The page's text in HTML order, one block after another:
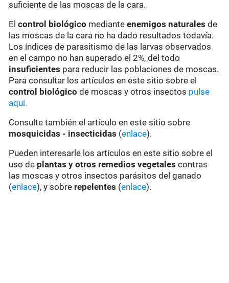
suficiente de las moscas de la cara.
Elcontrol biológico medianteenemigos naturales de
las moscas de la cara no ha dado resultados todavía.
Los índices de parasitismo de las larvas observados
en el campo no han superado el 2%, del todo
insuficientes para reducir las poblaciones de moscas.
Para consultar los artículos en este sitio sobre el
control biológico de moscas y otros insectos pulse
aquí.
Consulte también el artículo en este sitio sobre
mosquicidas - insecticidas (enlace).
Pueden interesarle los artículos en este sitio sobre el
uso de plantas y otros remedios vegetales contras
las moscas y otros insectos parásitos del ganado
(enlace), y sobre repelentes (enlace).